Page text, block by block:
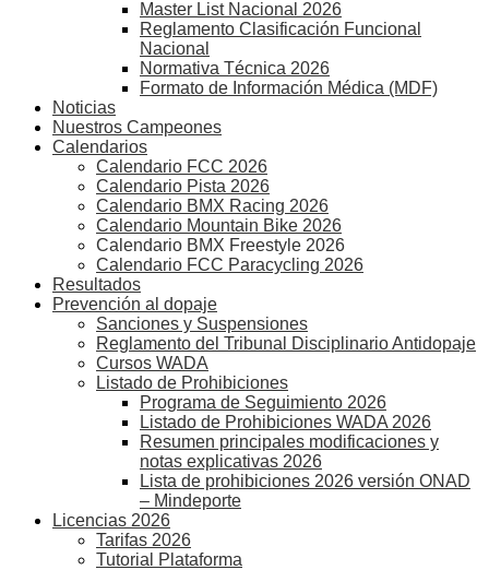
Master List Nacional 2026
Reglamento Clasificación Funcional
Nacional
Normativa Técnica 2026
Formato de Información Médica (MDF)
Noticias
Nuestros Campeones
Calendarios
Calendario FCC 2026
Calendario Pista 2026
Calendario BMX Racing 2026
Calendario Mountain Bike 2026
Calendario BMX Freestyle 2026
Calendario FCC Paracycling 2026
Resultados
Prevención al dopaje
Sanciones y Suspensiones
Reglamento del Tribunal Disciplinario Antidopaje
Cursos WADA
Listado de Prohibiciones
Programa de Seguimiento 2026
Listado de Prohibiciones WADA 2026
Resumen principales modificaciones y
notas explicativas 2026
Lista de prohibiciones 2026 versión ONAD
– Mindeporte
Licencias 2026
Tarifas 2026
Tutorial Plataforma